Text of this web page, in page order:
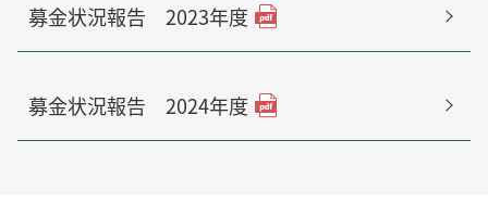
募金状況報告 2023年度
募金状況報告 2024年度